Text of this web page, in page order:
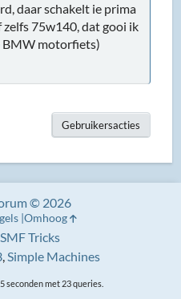
daar schakelt ie prima
zelfs 75w140, dat gooi ik
BMW motorfiets)
Gebruikersacties
SMF Tricks
,Simple Machines
© 2026
Omhoog
seconden met 23 queries.